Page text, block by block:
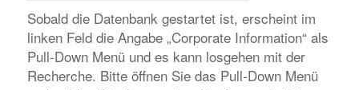
Sobald die Datenbank gestartet ist, erscheint im
linken Feld die Angabe „Corporate Information“ als
Pull-Down Menü und es kann losgehen mit der
Recherche. Bitte öffnen Sie das Pull-Down Menü